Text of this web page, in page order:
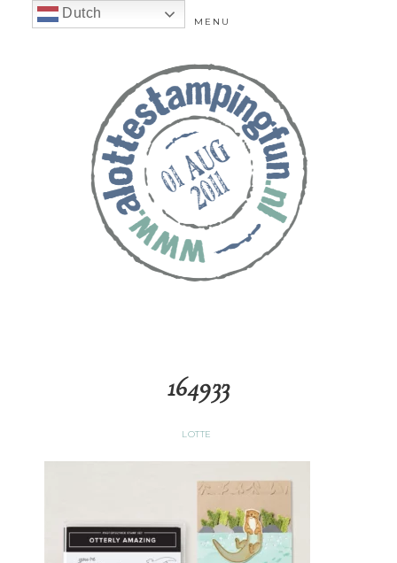
MENU
164933
LOTTE
Dutch